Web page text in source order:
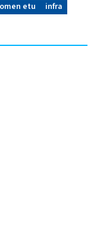
etu
infra